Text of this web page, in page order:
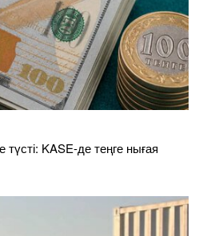
түсті: KASE-де теңге нығая